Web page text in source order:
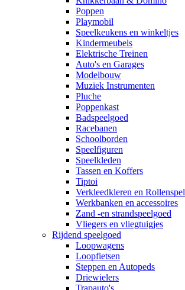
Poppen
Playmobil
Speelkeukens en winkeltjes
Kindermeubels
Elektrische Treinen
Auto's en Garages
Modelbouw
Muziek Instrumenten
Pluche
Poppenkast
Badspeelgoed
Racebanen
Schoolborden
Speelfiguren
Speelkleden
Tassen en Koffers
Tiptoi
Verkleedkleren en Rollenspel
Werkbanken en accessoires
Zand -en strandspeelgoed
Vliegers en vliegtuigjes
Rijdend speelgoed
Loopwagens
Loopfietsen
Steppen en Autopeds
Driewielers
Trapauto's